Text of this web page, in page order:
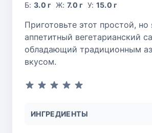
Б:3.0 г Ж: 7.0 г У: 15.0 г
Приготовьте этот простой, но
аппетитный вегетарианский
обладающий традиционным
вкусом.
ИНГРЕДИЕНТЫ